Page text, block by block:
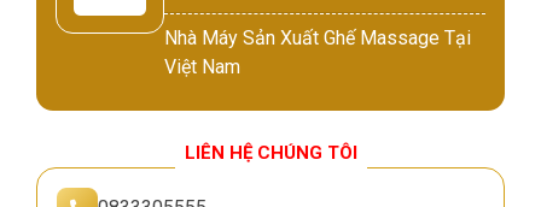
Nhà Máy Sản Xuất Ghế Massage Tại
Việt Nam
LIÊN HỆ CHÚNG TÔI